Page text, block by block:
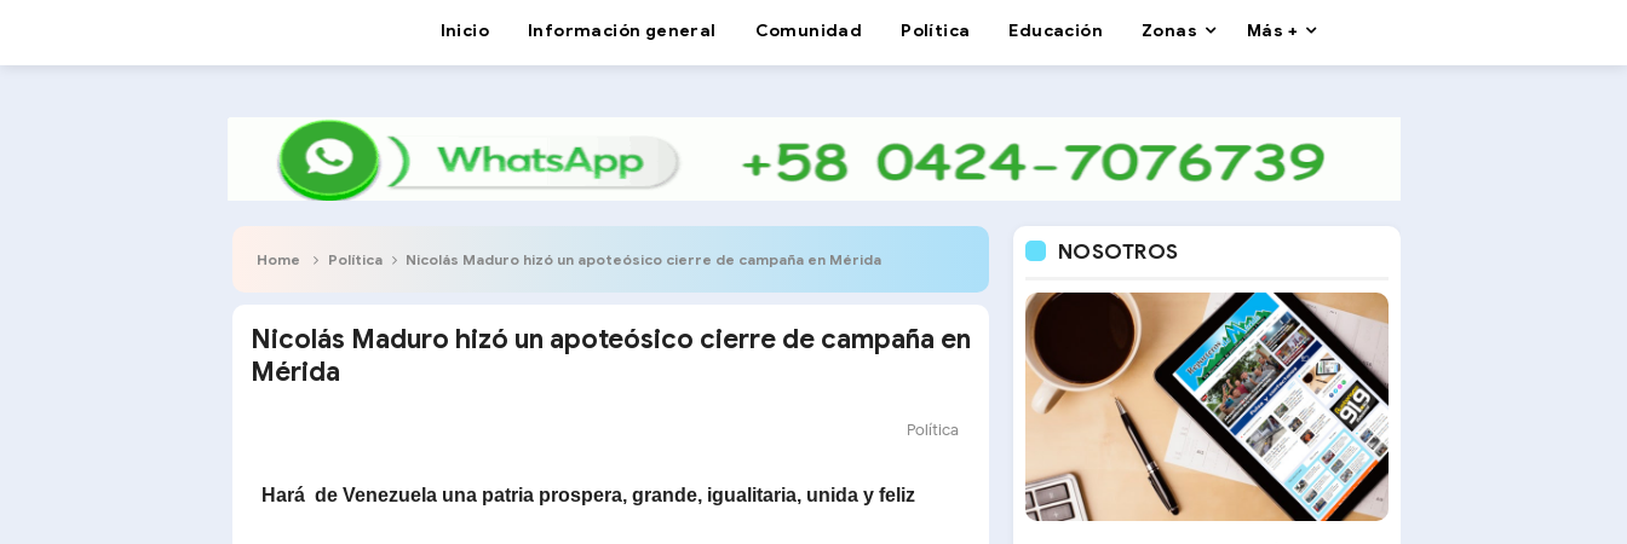
Inicio Información general Comunidad Política Educación Zonas Más +
Home Política Nicolás Maduro hizó un apoteósico cierre de campaña en Mérida
Nicolás Maduro hizó un apoteósico cierre de campaña en
Mérida
Política
Hará de Venezuela una patria prospera, grande, igualitaria, unida y feliz
NOSOTROS